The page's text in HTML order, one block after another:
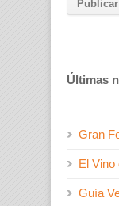
Últimas
Gran
El Vino
Guía